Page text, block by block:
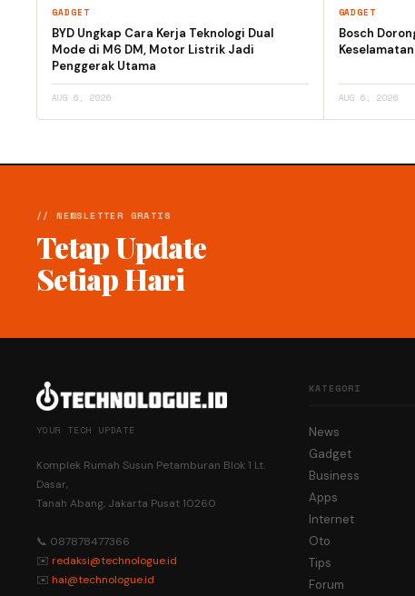
GADGET
BYD Ungkap Cara Kerja Teknologi Dual
Mode di M6 DM, Motor Listrik Jadi
Penggerak Utama
AUG 6, 2026
GADGET
Bosch
AUG 6, 2026
// NEWSLETTER GRATIS
Tetap Update
Setiap Hari
YOUR TECH UPDATE
Komplek Rumah Susun Petamburan Blok 1 Lt.
Dasar,
Tanah Abang, Jakarta Pusat 10260
📞 087878477366
✉️ redaksi@technologue.id
✉️ hai@technologue.id
KATEGORI
News
Gadget
Business
Apps
Internet
Oto
Tips
Forum